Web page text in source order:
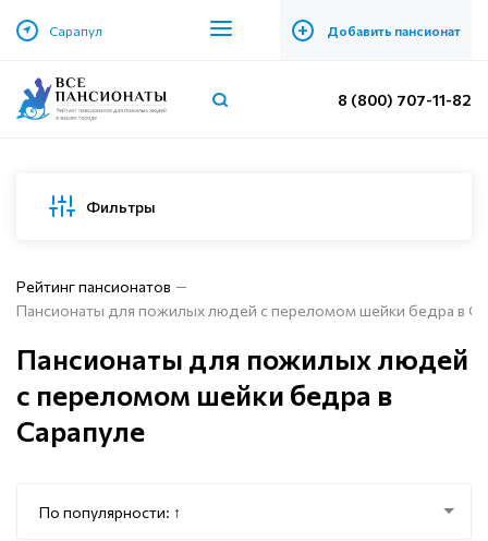
Сарапул + Добавить пансионат
8 (800) 707-11-82
Фильтры
Рейтинг пансионатов
Пансионаты для пожилых людей с переломом шейки бедра в
Пансионаты для пожилых людей
с переломом шейки бедра в
Сарапуле
По популярности: ↑